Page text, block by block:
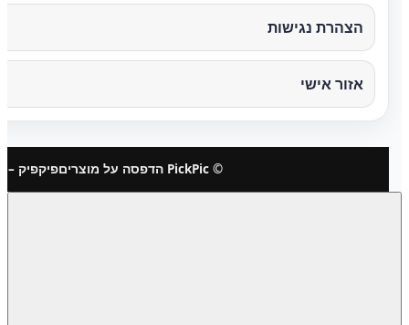
הצהרת נגישות
אזור אישי
© PickPic הדפסה על מוצרים פיקפיק –